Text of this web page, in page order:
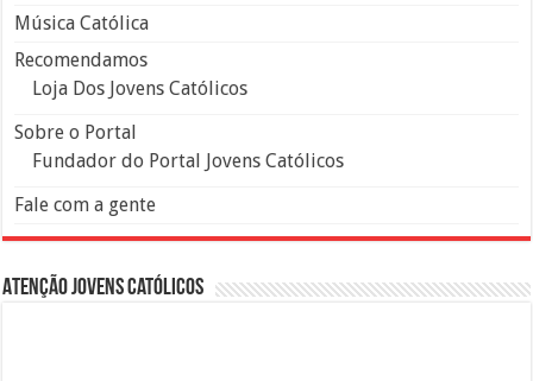
Música Católica
Recomendamos
Loja Dos Jovens Católicos
Sobre o Portal
Fundador do Portal Jovens Católicos
Fale com a gente
Atenção Jovens Católicos